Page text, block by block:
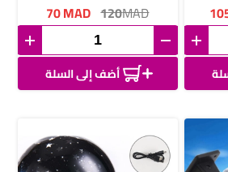
70MAD 120MAD
أضف إلى السلة